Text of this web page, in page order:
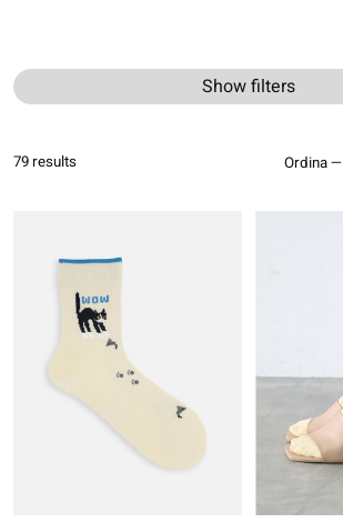
Show filters
79 results Ordina —